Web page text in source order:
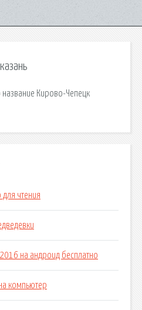
Кирово-Чепецк
для чтения
на андроид бесплатно
компьютер